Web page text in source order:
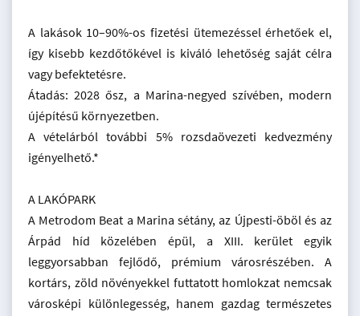
A lakások 10–90%-os fizetési ütemezéssel érhetőek el,
így kisebb kezdőtőkével is kiváló lehetőség saját célra
vagy befektetésre.
Átadás: 2028 ősz, a Marina-negyed szívében, modern
újépítésű környezetben.
A vételárból további 5% rozsdaövezeti kedvezmény
igényelhető.*
A LAKÓPARK
A Metrodom Beat a Marina sétány, az Újpesti-öböl és az
Árpád híd közelében épül, a XIII. kerület egyik
leggyorsabban fejlődő, prémium városrészében. A
kortárs, zöld növényekkel futtatott homlokzat nemcsak
városképi különlegesség, hanem gazdag természetes